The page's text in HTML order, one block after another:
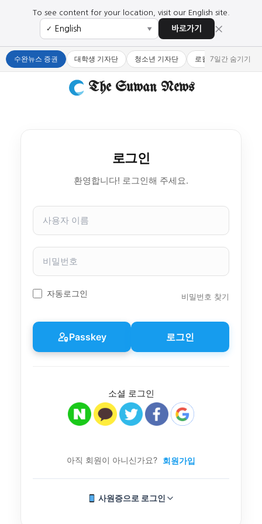
To see content for your location, visit our English site.
✓ ▼ 바로가기 ×
수완뉴스 증권 대학생 기자단 청소년 기자단 로컬 큐레이터
7일간 숨기기
The Suwan News
로그인
환영합니다! 로그인해 주세요.
사
자
이
비
번
호
자동로그인 비밀번호 찾기
Passkey 로그인
소셜 로그인
아직 회원이 아니신가요? 회원가입
사원증으로 로그인